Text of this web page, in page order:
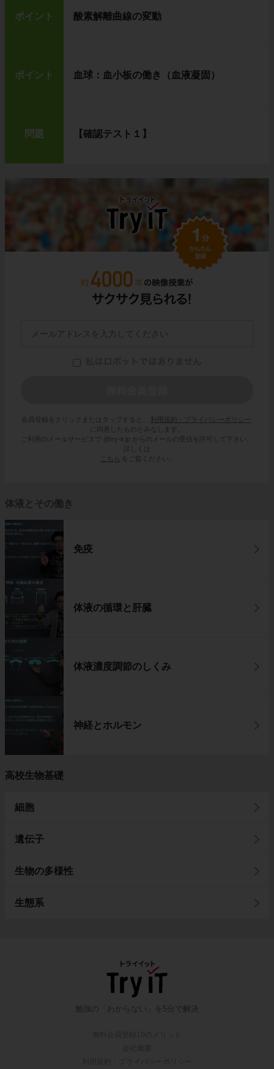
ポイント 酸素解離曲線の変動
ポイント 血球：血小板の働き（血液凝固）
問題 【確認テスト１】
会員登録をクリックまたはタップすると、
利用規約・プライバシーポリシー
に同意したものとみなします。
ご利用のメールサービスで @try-it.jp からのメールの受信を許可して下さい。
詳しくは
こちら
をご覧ください。
体液とその働き
免疫
体液の循環と肝臓
体液濃度調節のしくみ
神経とホルモン
高校生物基礎
細胞
遺伝子
生物の多様性
生態系
勉強の「わからない」を5分で解決